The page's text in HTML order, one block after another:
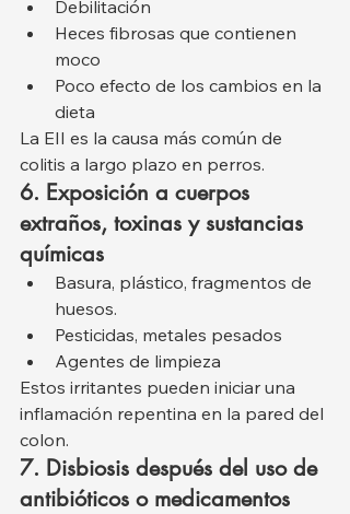
Debilitación
Heces fibrosas que contienen
moco
Poco efecto de los cambios en la
dieta
La EII es la causa más común de
colitis a largo plazo en perros.
6. Exposición a cuerpos
extraños, toxinas y sustancias
químicas
Basura, plástico, fragmentos de
huesos.
Pesticidas, metales pesados
Agentes de limpieza
Estos irritantes pueden iniciar una
inflamación repentina en la pared del
colon.
7. Disbiosis después del uso de
antibióticos o medicamentos